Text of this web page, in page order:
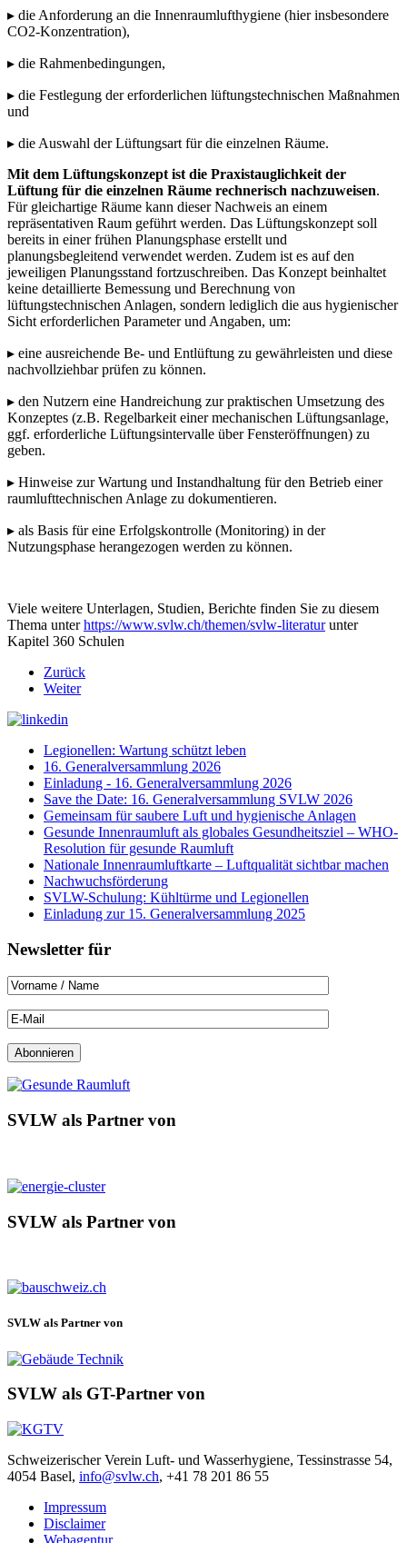
▸ die Anforderung an die Innenraumlufthygiene (hier insbesondere
CO2-Konzentration),
▸ die Rahmenbedingungen,
▸ die Festlegung der erforderlichen lüftungstechnischen Maßnahmen
und
▸ die Auswahl der Lüftungsart für die einzelnen Räume.
Mit dem Lüftungskonzept ist die Praxistauglichkeit der
Lüftung für die einzelnen Räume rechnerisch nachzuweisen.
Für gleichartige Räume kann dieser Nachweis an einem
repräsentativen Raum geführt werden. Das Lüftungskonzept soll
bereits in einer frühen Planungsphase erstellt und
planungsbegleitend verwendet werden. Zudem ist es auf den
jeweiligen Planungsstand fortzuschreiben. Das Konzept beinhaltet
keine detaillierte Bemessung und Berechnung von
lüftungstechnischen Anlagen, sondern lediglich die aus hygienischer
Sicht erforderlichen Parameter und Angaben, um:
▸ eine ausreichende Be- und Entlüftung zu gewährleisten und diese
nachvollziehbar prüfen zu können.
▸ den Nutzern eine Handreichung zur praktischen Umsetzung des
Konzeptes (z.B. Regelbarkeit einer mechanischen Lüftungsanlage,
ggf. erforderliche Lüftungsintervalle über Fensteröffnungen) zu
geben.
▸ Hinweise zur Wartung und Instandhaltung für den Betrieb einer
raumlufttechnischen Anlage zu dokumentieren.
▸ als Basis für eine Erfolgskontrolle (Monitoring) in der
Nutzungsphase herangezogen werden zu können.
Viele weitere Unterlagen, Studien, Berichte finden Sie zu diesem
Thema unterhttps://www.svlw.ch/themen/svlw-literaturunter
Kapitel 360 Schulen
Zurück
Weiter
Legionellen: Wartung schützt leben
16. Generalversammlung 2026
Einladung - 16. Generalversammlung 2026
Save the Date: 16. Generalversammlung SVLW 2026
Gemeinsam für saubere Luft und hygienische Anlagen
Gesunde Innenraumluft als globales Gesundheitsziel – WHO-
Resolution für gesunde Raumluft
Nationale Innenraumluftkarte – Luftqualität sichtbar machen
Nachwuchsförderung
SVLW-Schulung: Kühltürme und Legionellen
Einladung zur 15. Generalversammlung 2025
Newsletter für
SVLW als Partner von
SVLW als Partner von
SVLW als Partner von
SVLW als GT-Partner von
Schweizerischer Verein Luft- und Wasserhygiene, Tessinstrasse 54,
4054 Basel, info@svlw.ch, +41 78 201 86 55
Impressum
Disclaimer
Webagentur